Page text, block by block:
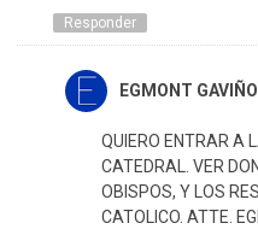
Responder
EGMONT GAVIÑO
QUIERO ENTRAR A
CATEDRAL. VER
OBISPOS, Y LOS
CATOLICO. ATTE.